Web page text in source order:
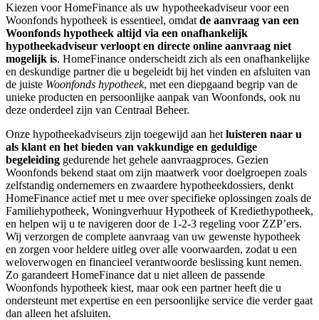
Kiezen voor HomeFinance als uw hypotheekadviseur voor een
Woonfonds hypotheek is essentieel, omdat de aanvraag van een
Woonfonds hypotheek altijd via een onafhankelijk
hypotheekadviseur verloopt en directe online aanvraag niet
mogelijk is. HomeFinance onderscheidt zich als een onafhankelijke
en deskundige partner die u begeleidt bij het vinden en afsluiten van
de juiste Woonfonds hypotheek, met een diepgaand begrip van de
unieke producten en persoonlijke aanpak van Woonfonds, ook nu
deze onderdeel zijn van Centraal Beheer.
Onze hypotheekadviseurs zijn toegewijd aan het luisteren naar u
als klant en het bieden van vakkundige en geduldige
begeleiding gedurende het gehele aanvraagproces. Gezien
Woonfonds bekend staat om zijn maatwerk voor doelgroepen zoals
zelfstandig ondernemers en zwaardere hypotheekdossiers, denkt
HomeFinance actief met u mee over specifieke oplossingen zoals de
Familiehypotheek, Woningverhuur Hypotheek of Krediethypotheek,
en helpen wij u te navigeren door de 1-2-3 regeling voor ZZP’ers.
Wij verzorgen de complete aanvraag van uw gewenste hypotheek
en zorgen voor heldere uitleg over alle voorwaarden, zodat u een
weloverwogen en financieel verantwoorde beslissing kunt nemen.
Zo garandeert HomeFinance dat u niet alleen de passende
Woonfonds hypotheek kiest, maar ook een partner heeft die u
ondersteunt met expertise en een persoonlijke service die verder gaat
dan alleen het afsluiten.